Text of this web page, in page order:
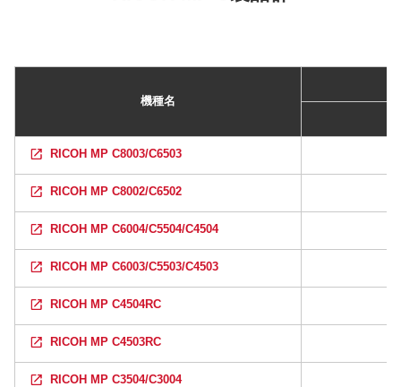
機種名
RICOH MP C8003/C6503
RICOH MP C8002/C6502
RICOH MP C6004/C5504/C4504
RICOH MP C6003/C5503/C4503
RICOH MP C4504RC
RICOH MP C4503RC
RICOH MP C3504/C3004